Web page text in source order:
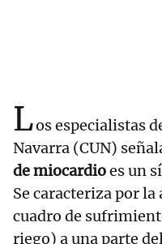
Los especialistas
Navarra (CUN)
de miocardioes un
Se caracteriza por
cuadro de
riego) a una parte